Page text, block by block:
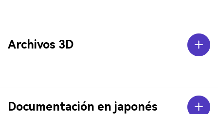
Archivos 3D
Documentación en japonés